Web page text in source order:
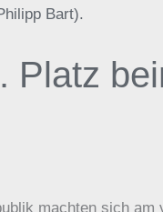
Platz
machten sich am